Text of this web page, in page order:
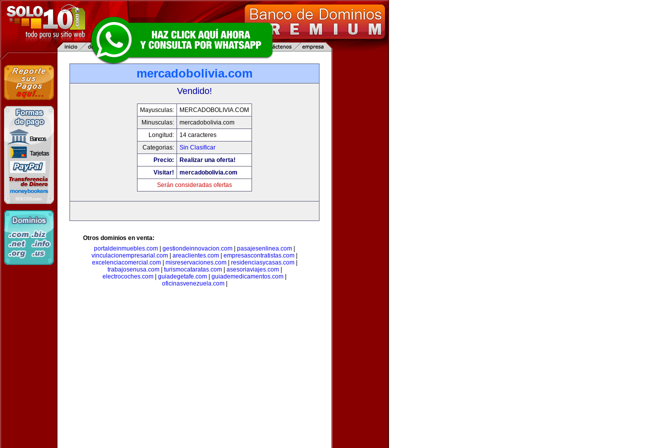
mercadobolivia.com
Vendido!
Mayusculas:
MERCADOBOLIVIA.COM
Minusculas:
mercadobolivia.com
Longitud:
14 caracteres
Categorias:
Sin Clasificar
Precio:
Realizar una oferta!
Visitar!
mercadobolivia.com
Serán consideradas ofertas
Otros dominios en venta:
portaldeinmuebles.com
gestiondeinnovacion.com pasajesenlinea.com
vinculacionempresarial.com
areaclientes.com empresascontratistas.com
excelenciacomercial.com| misreservaciones.com| residenciasycasas.com|
trabajosenusa.com| turismocataratas.com| asesoriaviajes.com|
electrocoches.com
guiadegetafe.com guiademedicamentos.com
oficinasvenezuela.com|